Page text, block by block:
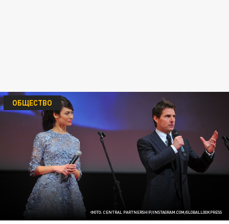
ФОТО: CENTRAL PARTNERSHIP/INSTAGRAM.COM/GLOBALLOOKPRESS
ОБЩЕСТВО